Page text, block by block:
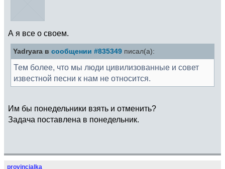
А я все о своем.
Yadryara в сообщении #835349 писал(а):
Тем более, что мы люди цивилизованные и совет
известной песни к нам не относится.
Им бы понедельники взять и отменить?
Задача поставлена в понедельник.
provincialka